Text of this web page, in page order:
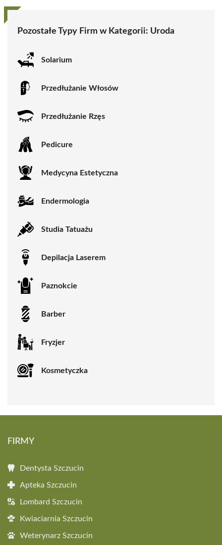
Pozostałe Typy Firm w Kategorii: Uroda
Solarium
Przedłużanie Włosów
Przedłużanie Rzęs
Pedicure
Medycyna Estetyczna
Endermologia
Studia Tatuażu
Depilacja Laserem
Paznokcie
Barber
Fryzjer
Kosmetyczka
FIRMY
Dentysta Szczucin
Apteka Szczucin
Lombard Szczucin
Kwiaciarnia Szczucin
Weterynarz Szczucin